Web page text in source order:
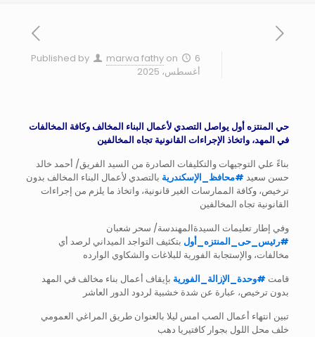
Published by marwa fathy on
6
أغسطس، 2025
حي المنتزه أول يواصل التصدي لأعمال البناء المخالف وكافة المخالفات
في المهد، واتخاذ الإجراءات القانونية تجاه المخالفين
بناءً علي التوجيهات والتكليفات الصادرة من السيد الفريق/ أحمد خالد
حسن سعيد #محافظ_الإسكندرية بالتصدي لأعمال البناء المخالف بدون
ترخيص، وكافة الممارسات الغير قانونية، واتخاذ ما يلزم من إجراءات
القانونية تجاه المخالفين
وفي إطار تعليمات السيدةالمهندسة/ سحر شعبان
#رئيس_حى_المنتزه_أول بتكثيف التواجد الميداني لرصد أي
مخالفات، والإستجابة الفورية للبلاغات والشكاوي الوارده
قامت #وحدة_الإزالة_الفورية بإيقاف أعمال بناء مخالف في المهد
بدون ترخيص، عبارة عن شدة خشبية لردود الدور العاشر
تبين انتهاء أعمال الصب امس ليلا بالعنوان طريق المراغي العمومي
خلف محل اللول بجوار كافتيريا دهب